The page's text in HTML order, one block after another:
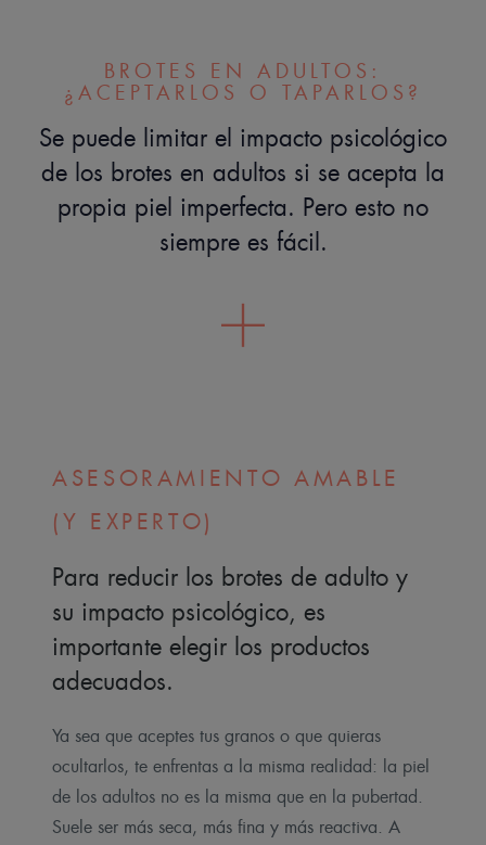
BROTES EN ADULTOS:
¿ACEPTARLOS O TAPARLOS?
Se puede limitar el impacto psicológico
de los brotes en adultos si se acepta la
propia piel imperfecta. Pero esto no
siempre es fácil.
ASESORAMIENTO AMABLE
(Y EXPERTO)
Para reducir los brotes de adulto y
su impacto psicológico, es
importante elegir los productos
adecuados.
Ya sea que aceptes tus granos o que quieras
ocultarlos, te enfrentas a la misma realidad: la piel
de los adultos no es la misma que en la pubertad.
Suele ser más seca, más fina y más reactiva. A